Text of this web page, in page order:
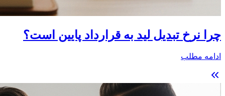
چرا نرخ تبدیل لید به قرارداد پایین است؟
ادامه مطلب